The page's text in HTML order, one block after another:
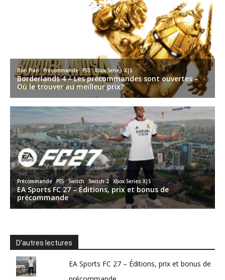
D’autres lectures
EA Sports FC 27 – Éditions, prix et bonus de